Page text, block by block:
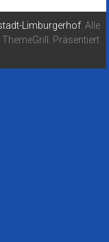
Limburgerhof . Alle
Präsentiert